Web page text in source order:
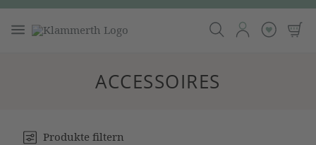
ACCESSOIRES
Produkte filtern